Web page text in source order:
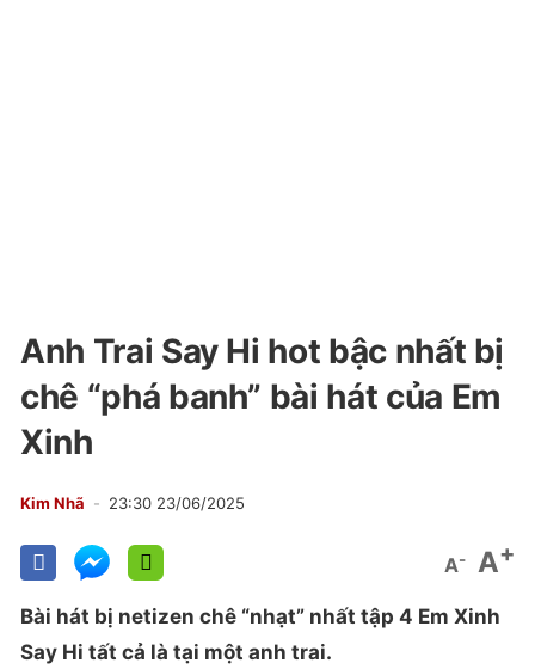
Anh Trai Say Hi hot bậc nhất bị
chê “phá banh” bài hát của Em
Xinh
Kim Nhã 23:30 23/06/2025
A- A+
Bài hát bị netizen chê “nhạt” nhất tập 4 Em Xinh
Say Hi tất cả là tại một anh trai.